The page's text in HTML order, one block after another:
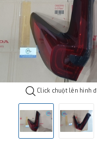
Click chuột lên hình